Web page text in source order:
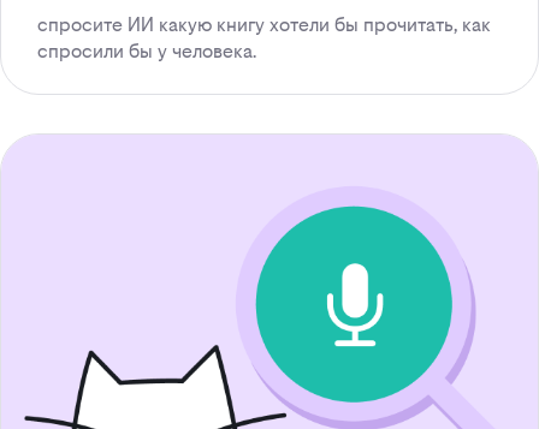
спросите ИИ какую книгу хотели бы прочитать, как
спросили бы у человека.